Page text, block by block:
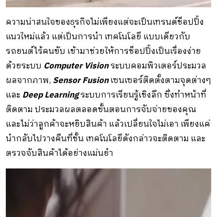
ความน่าสนใจของธุรกิจไม่เพียงแต่จะเป็นเทรนด์ช็อปปิ้ง
แนวใหม่แล้ว แต่เป็นการนำ เทคโนโลยี แบบเดียวกับ
รถยนต์ไร้คนขับ เข้ามาช่วยให้การช็อปปิ้งเป็นเรื่องง่าย
ด้วยระบบ Computer Visionระบบคอมพิวเตอร์ประมวล
ผลจากภาพ,Sensor Fusionเซนเซอร์ติดตั้งตามจุดต่างๆ
และ Deep Learningระบบการเรียนรู้เชิงลึก ซึ่งทำหน้าที่
ติดตาม ประมวลผลตลอดขั้นตอนการจับจ่ายของคุณ
และไม่ว่าลูกค้าจะหยิบสินค้า แล้วเปลี่ยนใจไม่เอา เพียงแค่
นำกลับไปวางคืนที่ชั้น เทคโนโลยีดังกล่าวจะติดตาม และ
ตรวจจับสินค้าได้อย่างแม่นยำ